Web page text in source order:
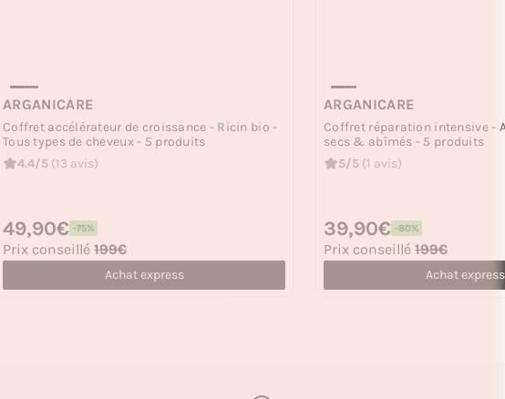
ARGANICARE
Coffret accélérateur de croissance - Ricin bio -
Tous types de cheveux - 5 produits
4.4/5 (13 avis)
Prix soldé
49,90€ -75%
Prix habituel
Prix conseillé 199€
Achat express
ARGANICARE
Coffret réparation intensive -
secs & abîmés - 5 produits
5/5 (1 avis)
Prix soldé
39,90€ -80%
Prix habituel
Prix conseillé 199€
Achat express